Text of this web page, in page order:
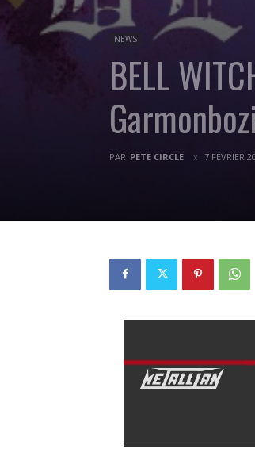
NEWS
BELL
PAR PETE CIRCLE 7 FÉVRIER